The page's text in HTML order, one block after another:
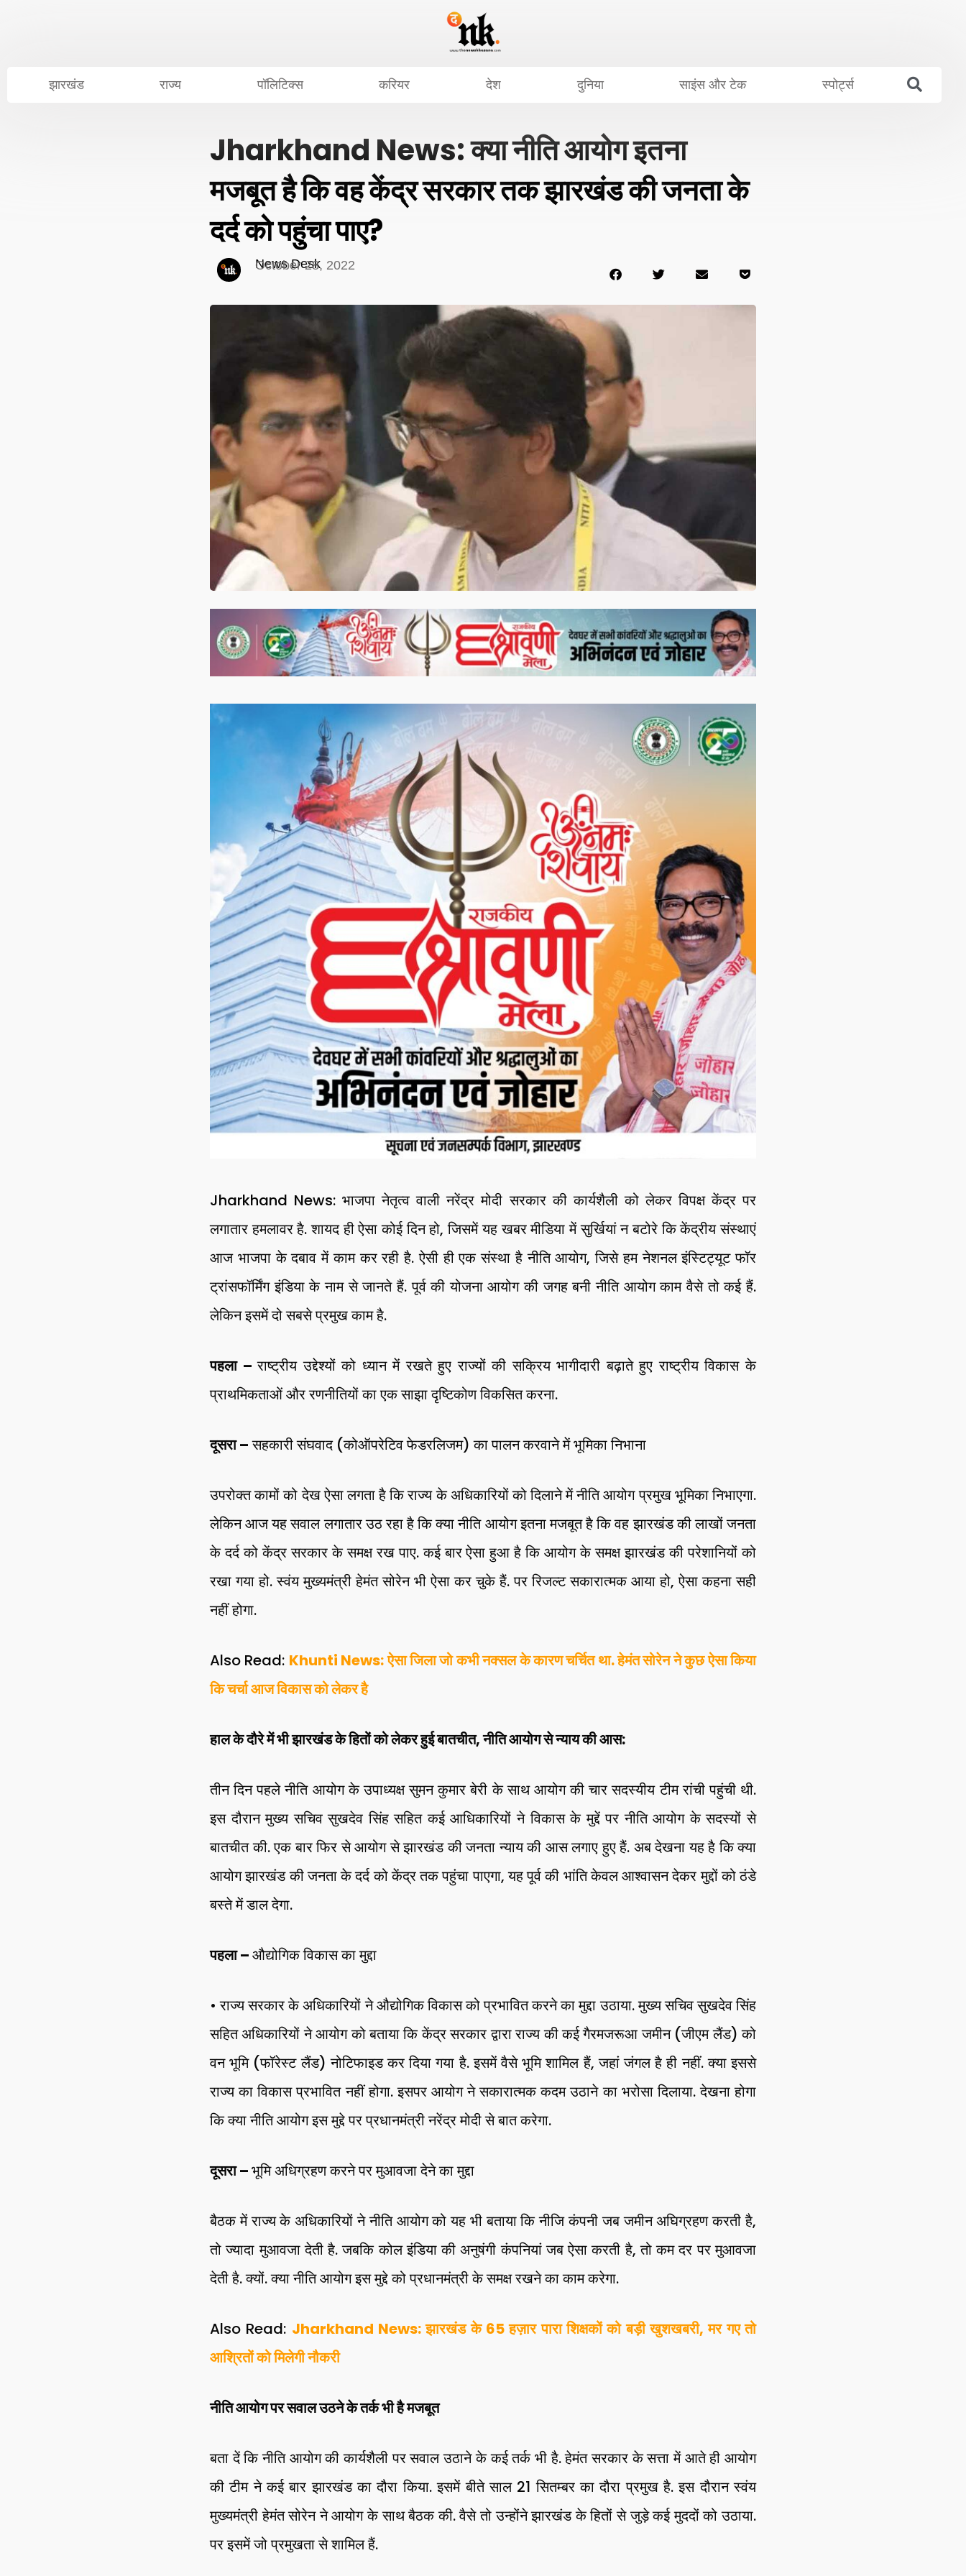
contentझारखंड राज्य पॉलिटिक्स करियर देश दुनिया साइंस और टेक स्पोर्ट्स
Jharkhand News: क्या नीति आयोग इतना
मजबूत है कि वह केंद्र सरकार तक झारखंड की जनता के
दर्द को पहुंचा पाए?
News Desk
October 28, 2022
Jharkhand News: भाजपा नेतृत्व वाली नरेंद्र मोदी सरकार की कार्यशैली को लेकर विपक्ष केंद्र पर
लगातार हमलावर है. शायद ही ऐसा कोई दिन हो, जिसमें यह खबर मीडिया में सुर्खियां न बटोरे कि केंद्रीय संस्थाएं
आज भाजपा के दबाव में काम कर रही है. ऐसी ही एक संस्था है नीति आयोग, जिसे हम नेशनल इंस्टिट्यूट फॉर
ट्रांसफॉर्मिंग इंडिया के नाम से जानते हैं. पूर्व की योजना आयोग की जगह बनी नीति आयोग काम वैसे तो कई हैं.
लेकिन इसमें दो सबसे प्रमुख काम है.
पहला –राष्ट्रीय उद्देश्यों को ध्यान में रखते हुए राज्यों की सक्रिय भागीदारी बढ़ाते हुए राष्ट्रीय विकास के
प्राथमिकताओं और रणनीतियों का एक साझा दृष्टिकोण विकसित करना.
दूसरा –सहकारी संघवाद (कोऑपरेटिव फेडरलिजम) का पालन करवाने में भूमिका निभाना
उपरोक्त कामों को देख ऐसा लगता है कि राज्य के अधिकारियों को दिलाने में नीति आयोग प्रमुख भूमिका निभाएगा.
लेकिन आज यह सवाल लगातार उठ रहा है कि क्या नीति आयोग इतना मजबूत है कि वह झारखंड की लाखों जनता
के दर्द को केंद्र सरकार के समक्ष रख पाए. कई बार ऐसा हुआ है कि आयोग के समक्ष झारखंड की परेशानियों को
रखा गया हो. स्वंय मुख्यमंत्री हेमंत सोरेन भी ऐसा कर चुके हैं. पर रिजल्ट सकारात्मक आया हो, ऐसा कहना सही
नहीं होगा.
Also Read: Khunti News: ऐसा जिला जो कभी नक्सल के कारण चर्चित था. हेमंत सोरेन ने कुछ ऐसा किया
कि चर्चा आज विकास को लेकर है
हाल के दौरे में भी झारखंड के हितों को लेकर हुई बातचीत, नीति आयोग से न्याय की आस:
तीन दिन पहले नीति आयोग के उपाध्यक्ष सुमन कुमार बेरी के साथ आयोग की चार सदस्यीय टीम रांची पहुंची थी.
इस दौरान मुख्य सचिव सुखदेव सिंह सहित कई आधिकारियों ने विकास के मुद्दें पर नीति आयोग के सदस्यों से
बातचीत की. एक बार फिर से आयोग से झारखंड की जनता न्याय की आस लगाए हुए हैं. अब देखना यह है कि क्या
आयोग झारखंड की जनता के दर्द को केंद्र तक पहुंचा पाएगा, यह पूर्व की भांति केवल आश्वासन देकर मुद्दों को ठंडे
बस्ते में डाल देगा.
पहला –औद्योगिक विकास का मुद्दा
• राज्य सरकार के अधिकारियों ने औद्योगिक विकास को प्रभावित करने का मुद्दा उठाया. मुख्य सचिव सुखदेव सिंह
सहित अधिकारियों ने आयोग को बताया कि केंद्र सरकार द्वारा राज्य की कई गैरमजरूआ जमीन (जीएम लैंड) को
वन भूमि (फॉरेस्ट लैंड) नोटिफाइड कर दिया गया है. इसमें वैसे भूमि शामिल हैं, जहां जंगल है ही नहीं. क्या इससे
राज्य का विकास प्रभावित नहीं होगा. इसपर आयोग ने सकारात्मक कदम उठाने का भरोसा दिलाया. देखना होगा
कि क्या नीति आयोग इस मुद्दे पर प्रधानमंत्री नरेंद्र मोदी से बात करेगा.
दूसरा –भूमि अधिग्रहण करने पर मुआवजा देने का मुद्दा
बैठक में राज्य के अधिकारियों ने नीति आयोग को यह भी बताया कि नीजि कंपनी जब जमीन अघिग्रहण करती है,
तो ज्यादा मुआवजा देती है. जबकि कोल इंडिया की अनुषंगी कंपनियां जब ऐसा करती है, तो कम दर पर मुआवजा
देती है. क्यों. क्या नीति आयोग इस मुद्दे को प्रधानमंत्री के समक्ष रखने का काम करेगा.
Also Read: Jharkhand News: झारखंड के 65 हज़ार पारा शिक्षकों को बड़ी खुशखबरी, मर गए तो
आश्रितों को मिलेगी नौकरी
नीति आयोग पर सवाल उठने के तर्क भी है मजबूत
बता दें कि नीति आयोग की कार्यशैली पर सवाल उठाने के कई तर्क भी है. हेमंत सरकार के सत्ता में आते ही आयोग
की टीम ने कई बार झारखंड का दौरा किया. इसमें बीते साल 21 सितम्बर का दौरा प्रमुख है. इस दौरान स्वंय
मुख्यमंत्री हेमंत सोरेन ने आयोग के साथ बैठक की. वैसे तो उन्होंने झारखंड के हितों से जुड़े कई मुददों को उठाया.
पर इसमें जो प्रमुखता से शामिल हैं.